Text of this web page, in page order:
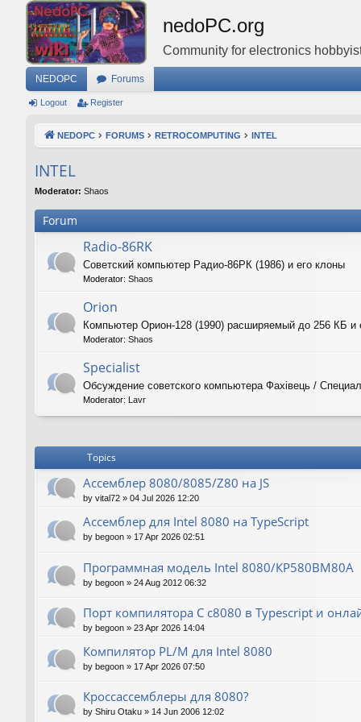
nedoPC.org
Community for electronics
NEDOPC Forums
Logout Register
NEDOPC FORUMS RETROCOMPUTING INTEL
INTEL
Moderator: Shaos
Forum
Radio-86RK
Советский компьютер Радио-86РК (1986) и его клоны
Moderator: Shaos
Orion
Компьютер Орион-128 (1990) расширяемый до 256 КБ и
Moderator: Shaos
Specialist
Обсуждение советского компьютера Фахiвець /
Moderator: Lavr
Topics
Ассемблер 8080/8085/Z80 на JS
by vital72 » 04 Jul 2026 12:20
Ассемблер для Intel 8080 на TypeScript
by begoon » 17 Apr 2026 02:51
Программная модель Intel 8080/КР580ВМ80А
by begoon » 24 Aug 2012 06:32
Порт компилятора С с8080 в Typescript и
by begoon » 23 Apr 2026 14:04
Компилятор PL/M для Intel 8080
by begoon » 17 Apr 2026 07:50
Кроссассемблеры для 8080?
by Shiru Otaku » 14 Jun 2006 12:02